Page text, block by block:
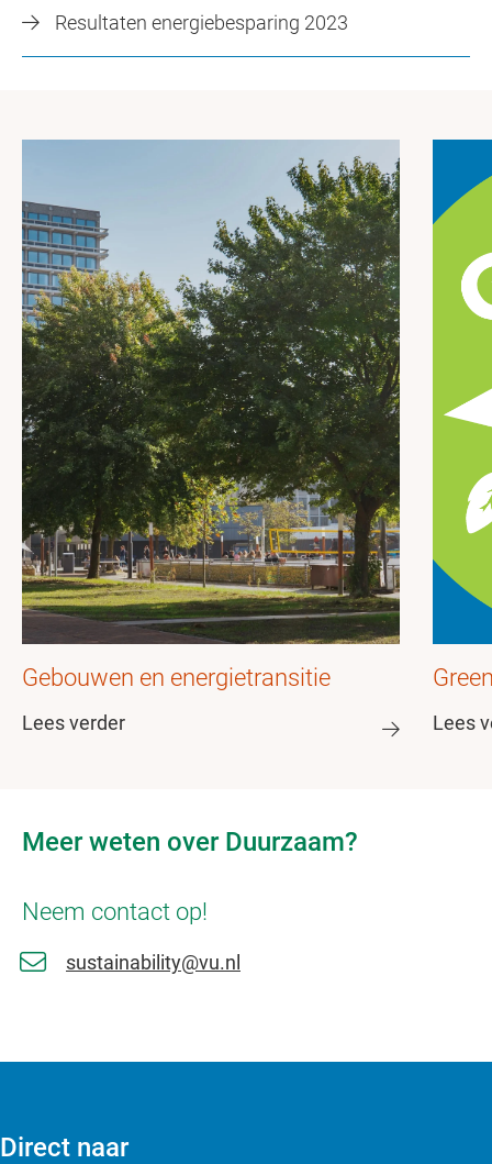
Resultaten energiebesparing 2023
Gebouwen en energietransitie
Lees verder Lees
Meer weten over Duurzaam?
Neem contact op!
sustainability@vu.nl
Direct naar